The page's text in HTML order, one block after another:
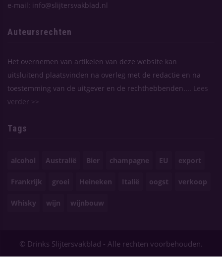
e-mail: info@slijtersvakblad.nl
Auteursrechten
Het overnemen van artikelen van deze website kan
uitsluitend plaatsvinden na overleg met de redactie en na
toestemming van de uitgever en de rechthebbenden.... Lees
verder >>
Tags
alcohol Australië Bier champagne EU export
Frankrijk groei Heineken Italië oogst verkoop
Whisky wijn wijnbouw
© Drinks Slijtersvakblad - Alle rechten voorbehouden.